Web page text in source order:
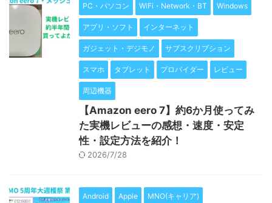
PC・パソコン WiFi・Network・BT Windows
アプリ・ソフト インターネット
ガジェット・デジモノ サブスクリプション
スマホ タブレット プロバイダー レビュー
周辺機器
【Amazon eero 7】約6か月使ってみ
た実機レビューの感想・速度・安定
性・設定方法を紹介！
2026/7/28
Android Apple MNO(キャリア)